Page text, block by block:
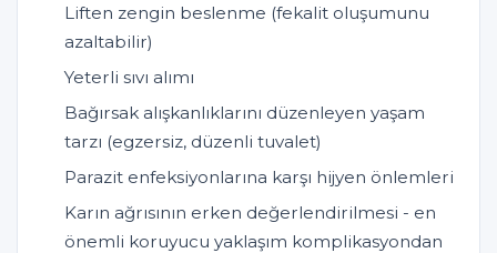
Liften zengin beslenme (fekalit oluşumunu
azaltabilir)
Yeterli sıvı alımı
Bağırsak alışkanlıklarını düzenleyen yaşam
tarzı (egzersiz, düzenli tuvalet)
Parazit enfeksiyonlarına karşı hijyen önlemleri
Karın ağrısının erken değerlendirilmesi - en
önemli koruyucu yaklaşım komplikasyondan